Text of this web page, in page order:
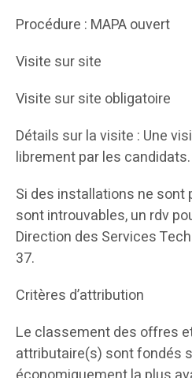
Procédure : MAPA ouvert
Visite sur site
Visite sur site obligatoire
Détails sur la visite : Une
librement par les candidats.
Si des installations ne
sont introuvables, un rdv
Direction des Services
37.
Critères d’attribution
Le classement des offres
attributaire(s) sont fondés